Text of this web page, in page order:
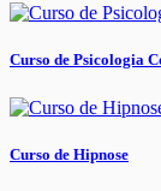
Curso de Psicologia
Curso de Hipnose